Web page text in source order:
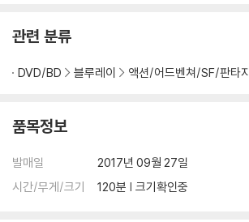
관련 분류
DVD/BD 블루레이 액션/어드벤쳐/SF/판타지
품목정보
발매일
2017년 09월 27일
시간/무게/크기
120분 | 크기확인중